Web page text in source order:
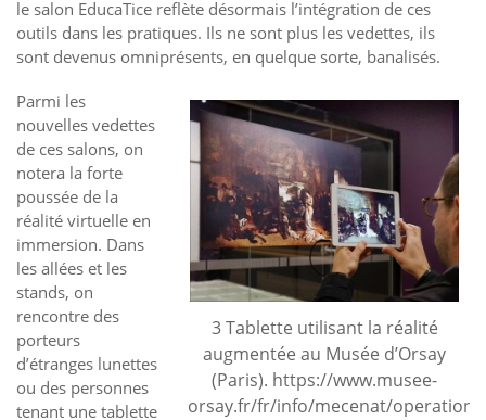
le salon EducaTice reflète désormais l’intégration de ces
outils dans les pratiques. Ils ne sont plus les vedettes, ils
sont devenus omniprésents, en quelque sorte, banalisés.
3 Tablette utilisant la réalité
augmentée au Musée d’Orsay
(Paris). https://www.musee-
orsay.fr/fr/info/mecenat/operation-
Parmi les
nouvelles vedettes
de ces salons, on
notera la forte
poussée de la
réalité virtuelle en
immersion. Dans
les allées et les
stands, on
rencontre des
porteurs
d’étranges lunettes
ou des personnes
tenant une tablette